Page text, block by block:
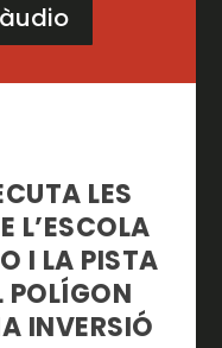
LES
L’ESCOLA
I LA PISTA
POLÍGON
INVERSIÓ